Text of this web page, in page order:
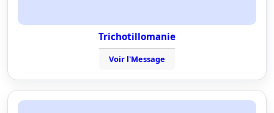
Trichotillomanie
Voir l'Message